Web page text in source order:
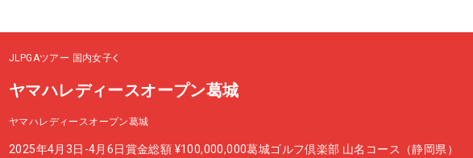
JLPGAツアー 国内女子
ヤマハレディースオープン葛城
ヤマハレディースオープン葛城
2025年4月3日-4月6日賞金総額 ¥100,000,000葛城ゴルフ倶楽部 山名コース（静岡県）